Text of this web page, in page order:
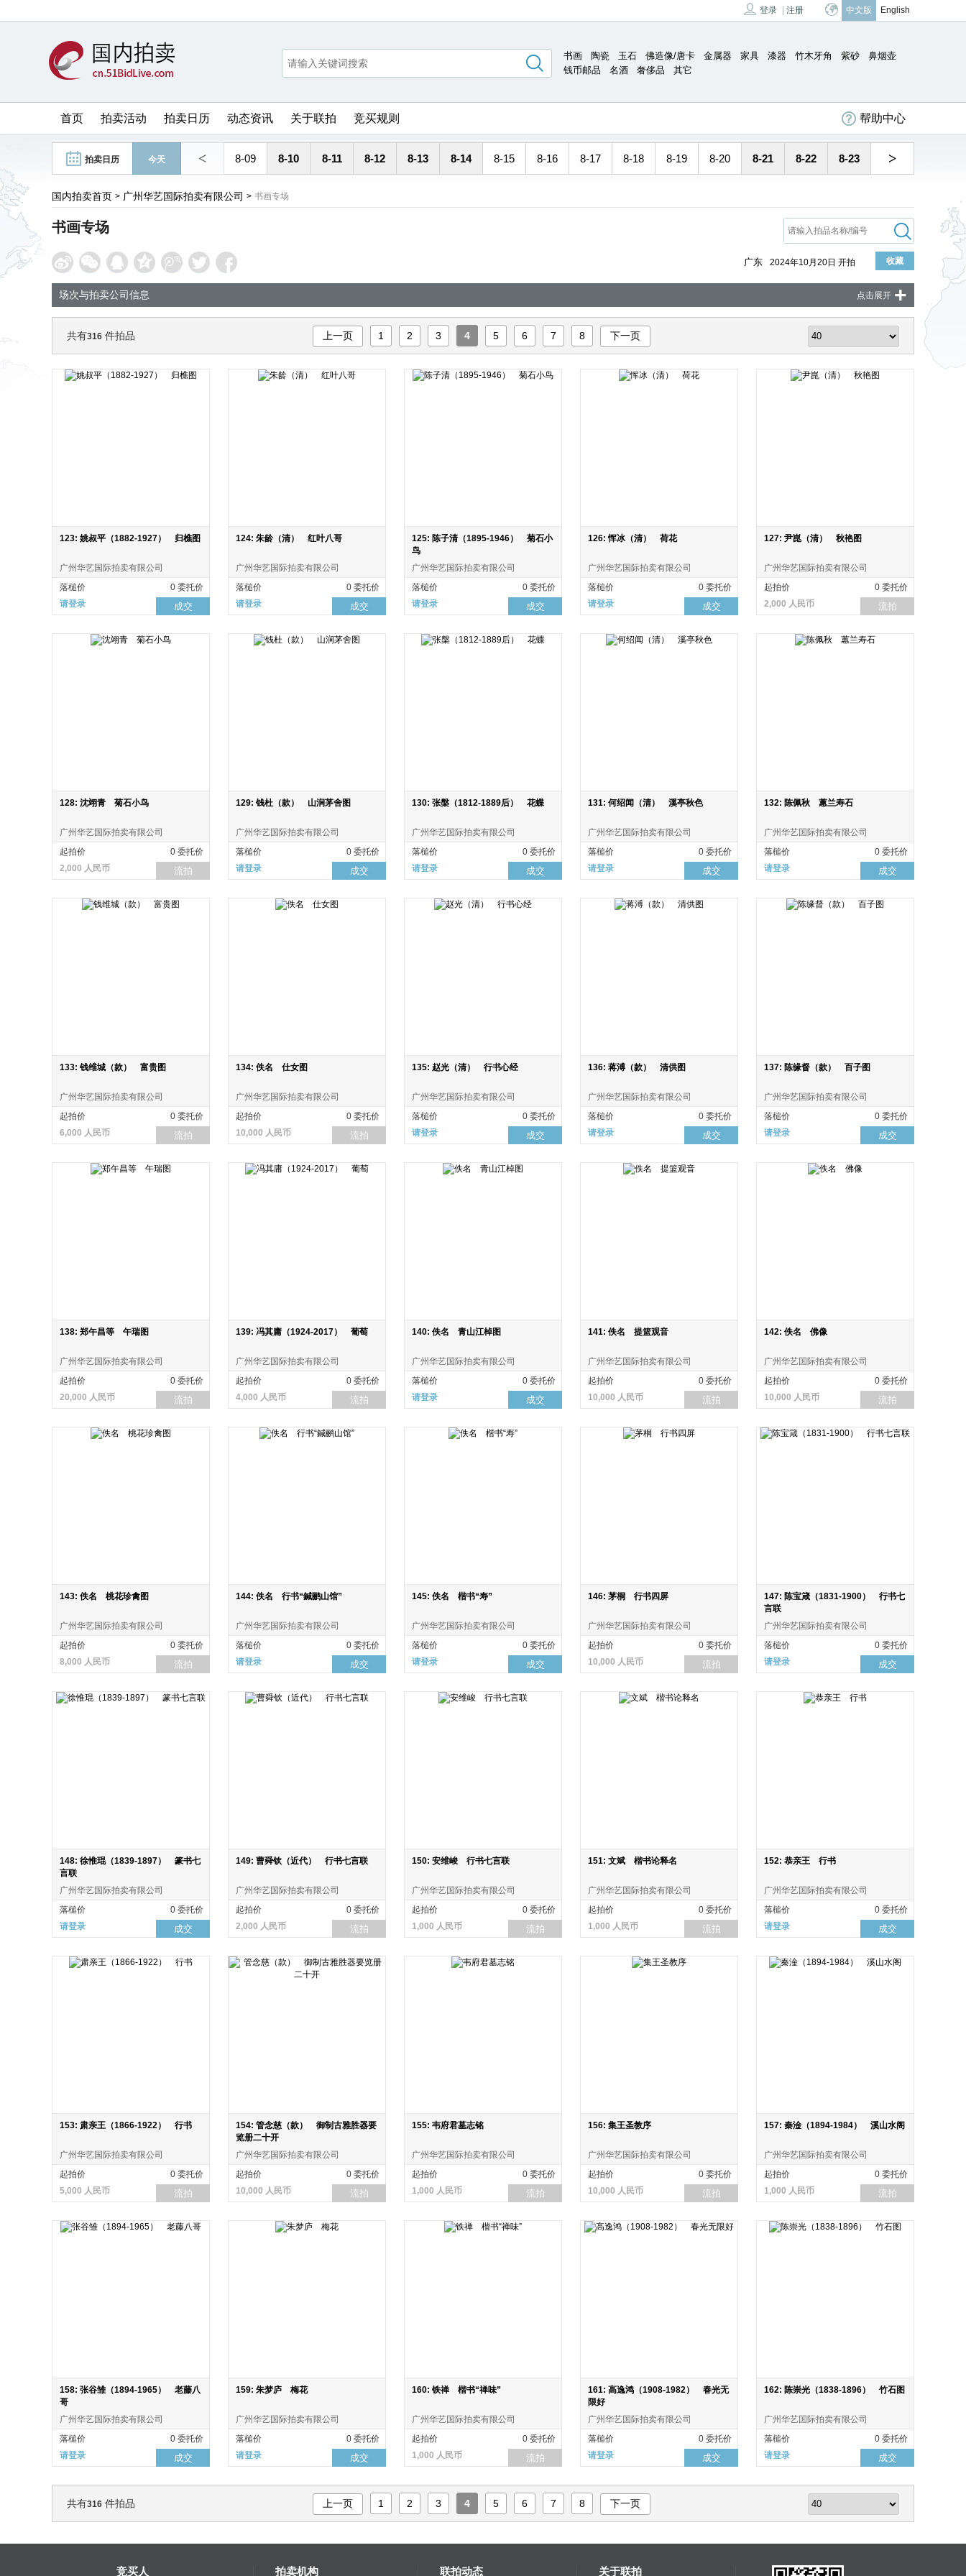
登录 注册 中文版 English
书画 陶瓷 玉石 佛造像/唐卡 金属器 家具 漆器 竹木牙角 紫砂
鼻烟壶
钱币邮品
名酒 奢侈品 其它
首页 拍卖活动 拍卖日历 动态资讯 关于联拍 竞买规则 帮助中心
拍卖日历 今天 < 8-09 8-10 8-11 8-12 8-13 8-14 8-15 8-16 8-17 8-18 8-19 8-20 8-21 8-22 8-23 >
国内拍卖首页 > 广州华艺国际拍卖有限公司 > 书画专场
书画专场
广东 2024年10月20日 开拍 收藏
场次与拍卖公司信息 点击展开 +
共有316 件拍品 上一页 1 2 3 4 5 6 7 8 下一页
123: 姚叔平（1882-1927） 归樵图
广州华艺国际拍卖有限公司
落槌价
0 委托价
请登录
成交
124: 朱龄（清） 红叶八哥
广州华艺国际拍卖有限公司
落槌价
0 委托价
请登录
成交
125: 陈子清（1895-1946） 菊石小
鸟
广州华艺国际拍卖有限公司
落槌价
0 委托价
请登录
成交
126: 恽冰（清） 荷花
广州华艺国际拍卖有限公司
落槌价
0 委托价
请登录
成交
127: 尹崑（清） 秋艳图
广州华艺国际拍卖有限公司
起拍价
0 委托价
2,000 人民币
流拍
128: 沈翊青 菊石小鸟
广州华艺国际拍卖有限公司
起拍价
0 委托价
2,000 人民币
流拍
129: 钱杜（款） 山涧茅舍图
广州华艺国际拍卖有限公司
落槌价
0 委托价
请登录
成交
130: 张槃（1812-1889后） 花蝶
广州华艺国际拍卖有限公司
落槌价
0 委托价
请登录
成交
131: 何绍闻（清） 溪亭秋色
广州华艺国际拍卖有限公司
落槌价
0 委托价
请登录
成交
132: 陈佩秋 蕙兰寿石
广州华艺国际拍卖有限公司
落槌价
0 委托价
请登录
成交
133: 钱维城（款） 富贵图
广州华艺国际拍卖有限公司
起拍价
0 委托价
6,000 人民币
流拍
134: 佚名 仕女图
广州华艺国际拍卖有限公司
起拍价
0 委托价
10,000 人民币
流拍
135: 赵光（清） 行书心经
广州华艺国际拍卖有限公司
落槌价
0 委托价
请登录
成交
136: 蒋溥（款） 清供图
广州华艺国际拍卖有限公司
落槌价
0 委托价
请登录
成交
137: 陈缘督（款） 百子图
广州华艺国际拍卖有限公司
落槌价
0 委托价
请登录
成交
138: 郑午昌等 午瑞图
广州华艺国际拍卖有限公司
起拍价
0 委托价
20,000 人民币
流拍
139: 冯其庸（1924-2017） 葡萄
广州华艺国际拍卖有限公司
起拍价
0 委托价
4,000 人民币
流拍
140: 佚名 青山江棹图
广州华艺国际拍卖有限公司
落槌价
0 委托价
请登录
成交
141: 佚名 提篮观音
广州华艺国际拍卖有限公司
起拍价
0 委托价
10,000 人民币
流拍
142: 佚名 佛像
广州华艺国际拍卖有限公司
起拍价
0 委托价
10,000 人民币
流拍
143: 佚名 桃花珍禽图
广州华艺国际拍卖有限公司
起拍价
0 委托价
8,000 人民币
流拍
144: 佚名 行书“鍼鹂山馆”
广州华艺国际拍卖有限公司
落槌价
0 委托价
请登录
成交
145: 佚名 楷书“寿”
广州华艺国际拍卖有限公司
落槌价
0 委托价
请登录
成交
146: 茅桐 行书四屏
广州华艺国际拍卖有限公司
起拍价
0 委托价
10,000 人民币
流拍
147: 陈宝箴（1831-1900） 行书七
言联
广州华艺国际拍卖有限公司
落槌价
0 委托价
请登录
成交
148: 徐惟琨（1839-1897） 篆书七
言联
广州华艺国际拍卖有限公司
落槌价
0 委托价
请登录
成交
149: 曹舜钦（近代） 行书七言联
广州华艺国际拍卖有限公司
起拍价
0 委托价
2,000 人民币
流拍
150: 安维峻 行书七言联
广州华艺国际拍卖有限公司
起拍价
0 委托价
1,000 人民币
流拍
151: 文斌 楷书论释名
广州华艺国际拍卖有限公司
起拍价
0 委托价
1,000 人民币
流拍
152: 恭亲王 行书
广州华艺国际拍卖有限公司
落槌价
0 委托价
请登录
成交
153: 肃亲王（1866-1922） 行书
广州华艺国际拍卖有限公司
起拍价
0 委托价
5,000 人民币
流拍
154: 管念慈（款） 御制古雅胜器要
览册二十开
广州华艺国际拍卖有限公司
起拍价
0 委托价
10,000 人民币
流拍
155: 韦府君墓志铭
广州华艺国际拍卖有限公司
起拍价
0 委托价
1,000 人民币
流拍
156: 集王圣教序
广州华艺国际拍卖有限公司
起拍价
0 委托价
10,000 人民币
流拍
157: 秦淦（1894-1984） 溪山水阁
广州华艺国际拍卖有限公司
起拍价
0 委托价
1,000 人民币
流拍
158: 张谷雏（1894-1965） 老藤八
哥
广州华艺国际拍卖有限公司
落槌价
0 委托价
请登录
成交
159: 朱梦庐 梅花
广州华艺国际拍卖有限公司
落槌价
0 委托价
请登录
成交
160: 铁禅 楷书“禅味”
广州华艺国际拍卖有限公司
起拍价
0 委托价
1,000 人民币
流拍
161: 高逸鸿（1908-1982） 春光无
限好
广州华艺国际拍卖有限公司
落槌价
0 委托价
请登录
成交
162: 陈崇光（1838-1896） 竹石图
广州华艺国际拍卖有限公司
落槌价
0 委托价
请登录
成交
共有316 件拍品 上一页 1 2 3 4 5 6 7 8 下一页
竞买人 拍卖机构 联拍动态 关于联拍